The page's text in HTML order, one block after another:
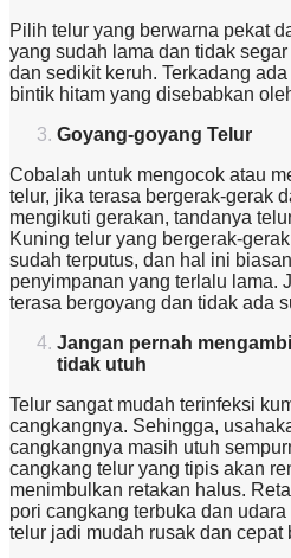
Pilih telur yang berwarna pekat
yang sudah lama dan tidak
dan sedikit keruh. Terkadang
bintik hitam yang disebabkan
Goyang-goyang Telur
Cobalah untuk mengocok atau
telur, jika terasa bergerak-gerak
mengikuti gerakan, tandanya
Kuning telur yang bergerak-
sudah terputus, dan hal ini
penyimpanan yang terlalu lama.
terasa bergoyang dan tidak ada
Jangan pernah
tidak utuh
Telur sangat mudah terinfeksi
cangkangnya. Sehingga,
cangkangnya masih utuh
cangkang telur yang tipis akan
menimbulkan retakan halus.
pori cangkang terbuka dan
telur jadi mudah rusak dan cepat